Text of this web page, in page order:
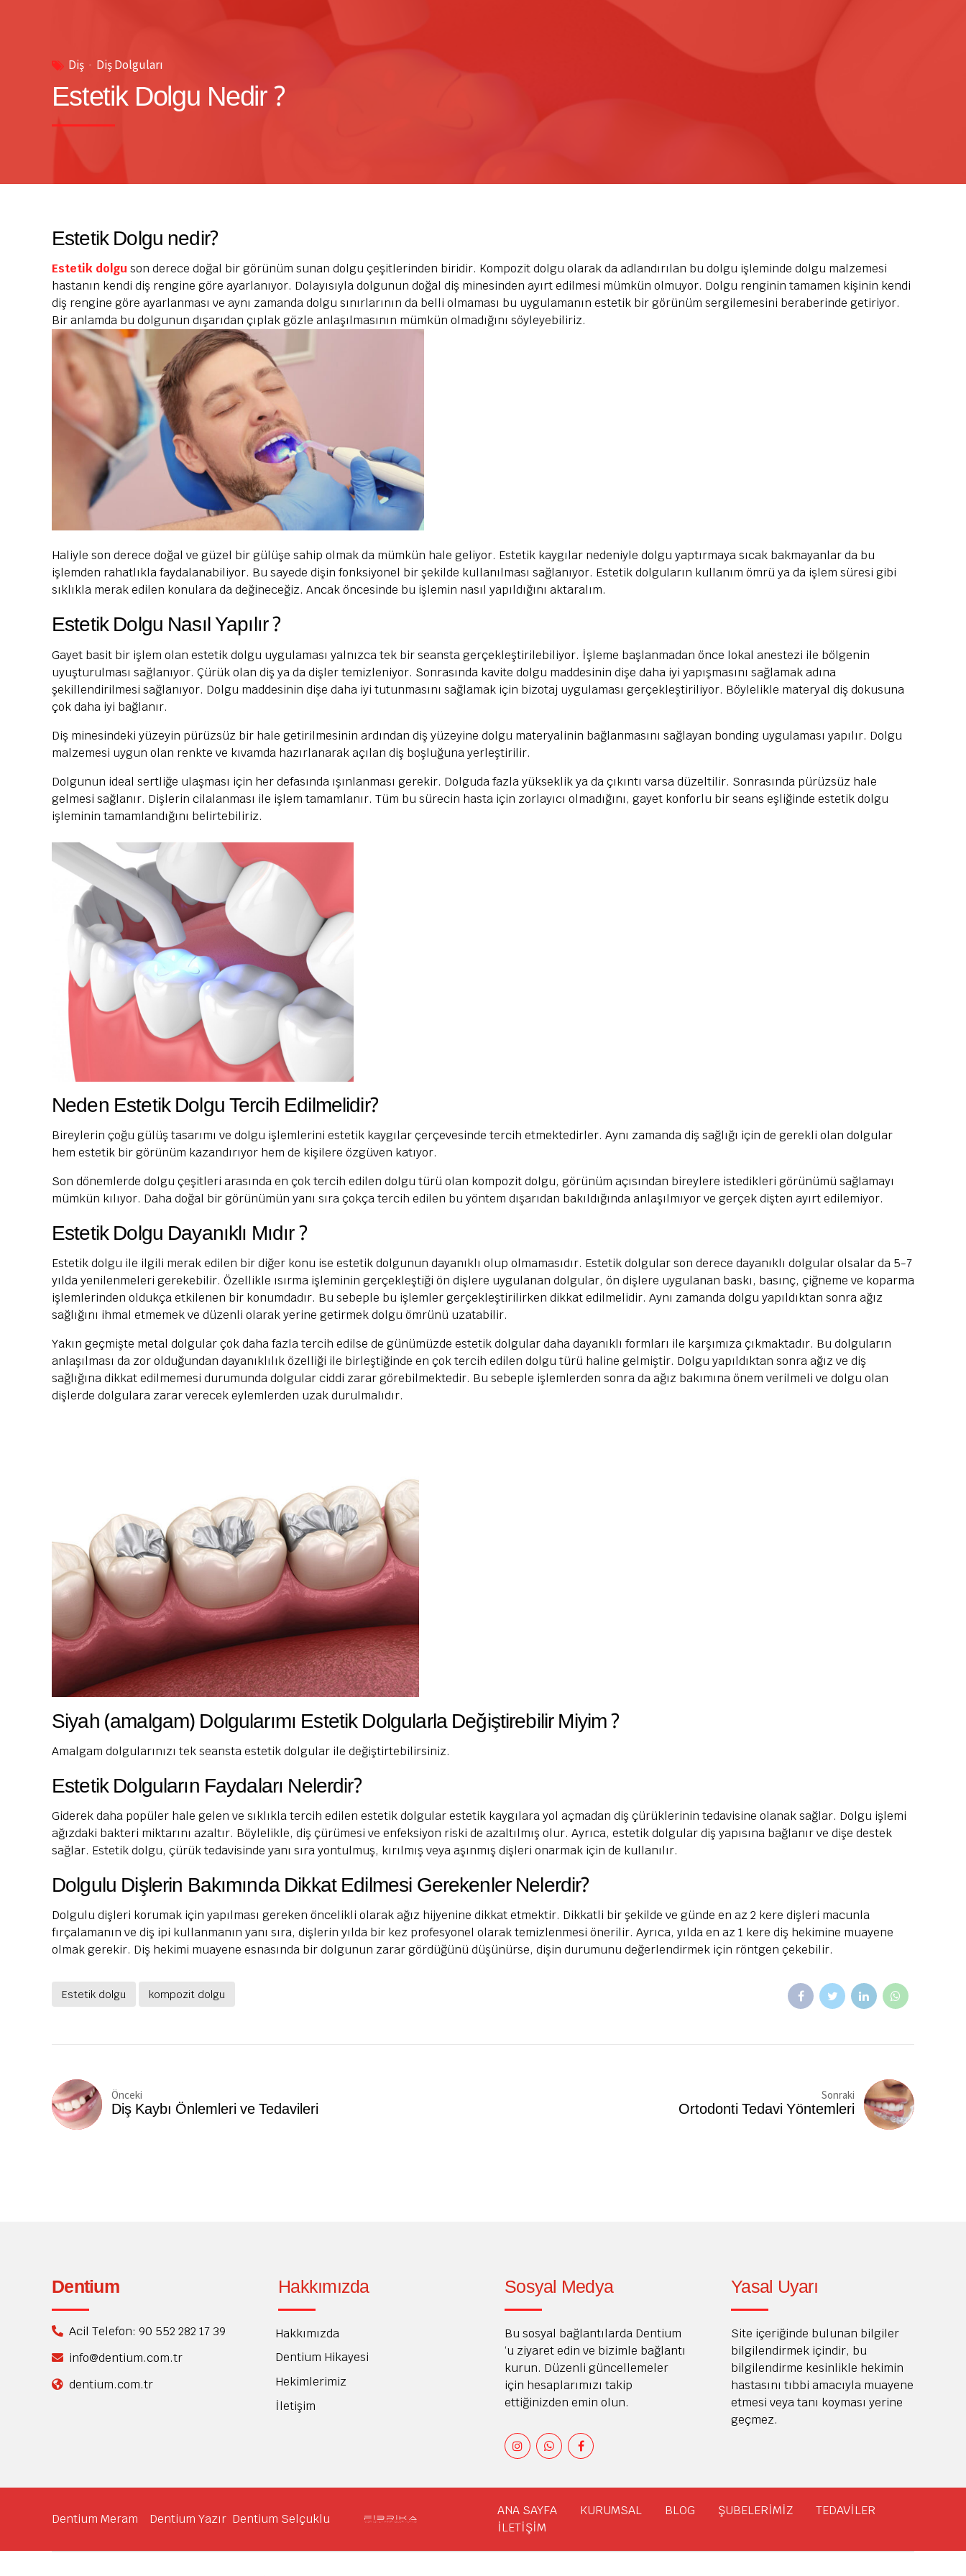
Diş Diş Dolguları
Estetik Dolgu Nedir ?
Estetik Dolgu nedir?
Estetik dolguson derece doğal bir görünüm sunan dolgu çeşitlerinden biridir. Kompozit dolgu olarak da adlandırılan bu dolgu işleminde dolgu malzemesi
hastanın kendi diş rengine göre ayarlanıyor. Dolayısıyla dolgunun doğal diş minesinden ayırt edilmesi mümkün olmuyor. Dolgu renginin tamamen kişinin kendi
diş rengine göre ayarlanması ve aynı zamanda dolgu sınırlarının da belli olmaması bu uygulamanın estetik bir görünüm sergilemesini beraberinde getiriyor.
Bir anlamda bu dolgunun dışarıdan çıplak gözle anlaşılmasının mümkün olmadığını söyleyebiliriz.
Haliyle son derece doğal ve güzel bir gülüşe sahip olmak da mümkün hale geliyor. Estetik kaygılar nedeniyle dolgu yaptırmaya sıcak bakmayanlar da bu
işlemden rahatlıkla faydalanabiliyor. Bu sayede dişin fonksiyonel bir şekilde kullanılması sağlanıyor. Estetik dolguların kullanım ömrü ya da işlem süresi gibi
sıklıkla merak edilen konulara da değineceğiz. Ancak öncesinde bu işlemin nasıl yapıldığını aktaralım.
Estetik Dolgu Nasıl Yapılır ?
Gayet basit bir işlem olan estetik dolgu uygulaması yalnızca tek bir seansta gerçekleştirilebiliyor. İşleme başlanmadan önce lokal anestezi ile bölgenin
uyuşturulması sağlanıyor. Çürük olan diş ya da dişler temizleniyor. Sonrasında kavite dolgu maddesinin dişe daha iyi yapışmasını sağlamak adına
şekillendirilmesi sağlanıyor. Dolgu maddesinin dişe daha iyi tutunmasını sağlamak için bizotaj uygulaması gerçekleştiriliyor. Böylelikle materyal diş dokusuna
çok daha iyi bağlanır.
Diş minesindeki yüzeyin pürüzsüz bir hale getirilmesinin ardından diş yüzeyine dolgu materyalinin bağlanmasını sağlayan bonding uygulaması yapılır. Dolgu
malzemesi uygun olan renkte ve kıvamda hazırlanarak açılan diş boşluğuna yerleştirilir.
Dolgunun ideal sertliğe ulaşması için her defasında ışınlanması gerekir. Dolguda fazla yükseklik ya da çıkıntı varsa düzeltilir. Sonrasında pürüzsüz hale
gelmesi sağlanır. Dişlerin cilalanması ile işlem tamamlanır. Tüm bu sürecin hasta için zorlayıcı olmadığını, gayet konforlu bir seans eşliğinde estetik dolgu
işleminin tamamlandığını belirtebiliriz.
Neden Estetik Dolgu Tercih Edilmelidir?
Bireylerin çoğu gülüş tasarımı ve dolgu işlemlerini estetik kaygılar çerçevesinde tercih etmektedirler. Aynı zamanda diş sağlığı için de gerekli olan dolgular
hem estetik bir görünüm kazandırıyor hem de kişilere özgüven katıyor.
Son dönemlerde dolgu çeşitleri arasında en çok tercih edilen dolgu türü olan kompozit dolgu, görünüm açısından bireylere istedikleri görünümü sağlamayı
mümkün kılıyor. Daha doğal bir görünümün yanı sıra çokça tercih edilen bu yöntem dışarıdan bakıldığında anlaşılmıyor ve gerçek dişten ayırt edilemiyor.
Estetik Dolgu Dayanıklı Mıdır ?
Estetik dolgu ile ilgili merak edilen bir diğer konu ise estetik dolgunun dayanıklı olup olmamasıdır. Estetik dolgular son derece dayanıklı dolgular olsalar da 5-7
yılda yenilenmeleri gerekebilir. Özellikle ısırma işleminin gerçekleştiği ön dişlere uygulanan dolgular, ön dişlere uygulanan baskı, basınç, çiğneme ve koparma
işlemlerinden oldukça etkilenen bir konumdadır. Bu sebeple bu işlemler gerçekleştirilirken dikkat edilmelidir. Aynı zamanda dolgu yapıldıktan sonra ağız
sağlığını ihmal etmemek ve düzenli olarak yerine getirmek dolgu ömrünü uzatabilir.
Yakın geçmişte metal dolgular çok daha fazla tercih edilse de günümüzde estetik dolgular daha dayanıklı formları ile karşımıza çıkmaktadır. Bu dolguların
anlaşılması da zor olduğundan dayanıklılık özelliği ile birleştiğinde en çok tercih edilen dolgu türü haline gelmiştir. Dolgu yapıldıktan sonra ağız ve diş
sağlığına dikkat edilmemesi durumunda dolgular ciddi zarar görebilmektedir. Bu sebeple işlemlerden sonra da ağız bakımına önem verilmeli ve dolgu olan
dişlerde dolgulara zarar verecek eylemlerden uzak durulmalıdır.
Siyah (amalgam) Dolgularımı Estetik Dolgularla Değiştirebilir Miyim ?
Amalgam dolgularınızı tek seansta estetik dolgular ile değiştirtebilirsiniz.
Estetik Dolguların Faydaları Nelerdir?
Giderek daha popüler hale gelen ve sıklıkla tercih edilen estetik dolgular estetik kaygılara yol açmadan diş çürüklerinin tedavisine olanak sağlar. Dolgu işlemi
ağızdaki bakteri miktarını azaltır. Böylelikle, diş çürümesi ve enfeksiyon riski de azaltılmış olur. Ayrıca, estetik dolgular diş yapısına bağlanır ve dişe destek
sağlar. Estetik dolgu, çürük tedavisinde yanı sıra yontulmuş, kırılmış veya aşınmış dişleri onarmak için de kullanılır.
Dolgulu Dişlerin Bakımında Dikkat Edilmesi Gerekenler Nelerdir?
Dolgulu dişleri korumak için yapılması gereken öncelikli olarak ağız hijyenine dikkat etmektir. Dikkatli bir şekilde ve günde en az 2 kere dişleri macunla
fırçalamanın ve diş ipi kullanmanın yanı sıra, dişlerin yılda bir kez profesyonel olarak temizlenmesi önerilir. Ayrıca, yılda en az 1 kere diş hekimine muayene
olmak gerekir. Diş hekimi muayene esnasında bir dolgunun zarar gördüğünü düşünürse, dişin durumunu değerlendirmek için röntgen çekebilir.
Estetik dolgu kompozit dolgu
Önceki
Diş Kaybı Önlemleri ve Tedavileri
Sonraki
Ortodonti Tedavi Yöntemleri
Dentium
Acil Telefon: 90 552 282 17 39
info@dentium.com.tr
dentium.com.tr
Hakkımızda
Hakkımızda
Dentium Hikayesi
Hekimlerimiz
İletişim
Sosyal Medya
Bu sosyal bağlantılarda Dentium
‘u ziyaret edin ve bizimle bağlantı
kurun. Düzenli güncellemeler
için hesaplarımızı takip
ettiğinizden emin olun.
Yasal Uyarı
Site içeriğinde bulunan bilgiler
bilgilendirmek içindir, bu
bilgilendirme kesinlikle hekimin
hastasını tıbbi amacıyla muayene
etmesi veya tanı koyması yerine
geçmez.
Dentium Meram Dentium Yazır Dentium Selçuklu
ANA SAYFA KURUMSAL BLOG ŞUBELERİMİZ
TEDAVİLER
İLETİŞİM